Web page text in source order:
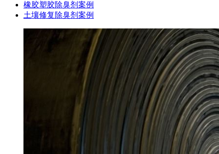
橡胶塑胶除臭剂案例
土壤修复除臭剂案例